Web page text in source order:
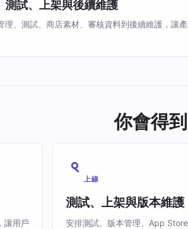
測試、上架與後續維護
理、測試、商店素材、審核資料到後續維護，讓
你會得
讓用戶
上線
測試、上架與版本維護
安排測試、版本管理、App